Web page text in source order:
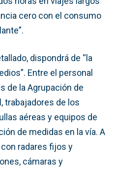
cero con el consumo
dispondrá de “la
Entre el personal
de la Agrupación de
trabajadores de los
aéreas y equipos de
de medidas en la vía. A
radares fijos y
cámaras y